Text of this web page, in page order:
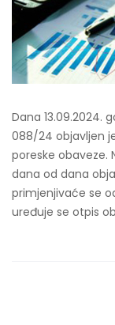
Dana 13.09.2024.
088/24 objavljen
poreske obaveze.
dana od dana
primjenjivaće se
uređuje se otpis